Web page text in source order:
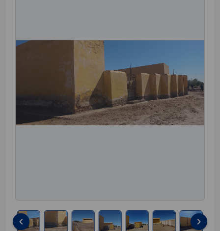
keyboard_arrow_left keyboard_arrow_right